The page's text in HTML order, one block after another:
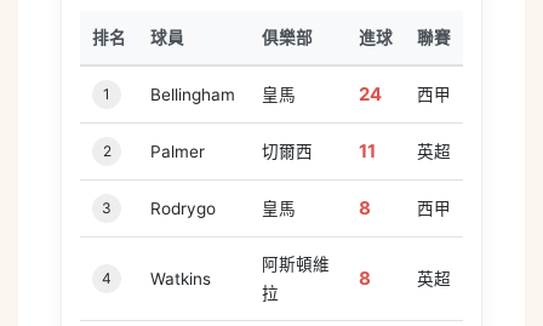
排名 球員 俱樂部 進球 聯賽
1 Bellingham 皇馬 24 西甲
2 Palmer 切爾西 11 英超
3 Rodrygo 皇馬 8 西甲
4 Watkins
阿斯頓維
拉
8 英超